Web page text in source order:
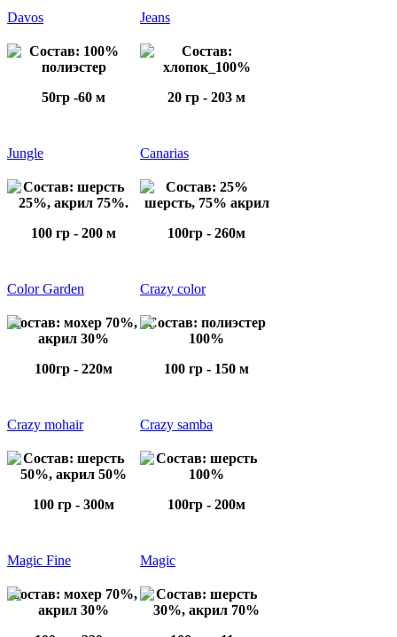
Davos Jeans
Состав: 100%
полиэстер
50гр -60 м
Jungle
Состав:
хлопок_100%
20 гр - 203 м
Canarias
Состав: шерсть
25%, акрил 75%.
100 гр - 200 м
Color Garden
Состав: 25%
шерсть, 75% акрил
100гр - 260м
Crazy color
Состав: мохер 70%,
акрил 30%
100гр - 220м
Crazy mohair
Состав: полиэстер
100%
100 гр - 150 м
Crazy samba
Состав: шерсть
50%, акрил 50%
100 гр - 300м
Magic Fine
Состав: шерсть
100%
100гр - 200м
Magic
Состав: мохер 70%,
акрил 30%
Состав: шерсть
30%, акрил 70%